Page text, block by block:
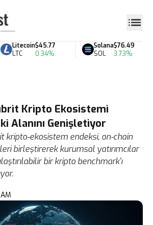
Litecoin
LTC
$45.77
0.34%
Solana
SOL
$76.49
3.73%
Kripto Ekosistemi
Alanını Genişletiyor
kripto-ekosistem endeksi, on-chain
birleştirerek kurumsal yatırımcılar
bir kripto benchmark'ı